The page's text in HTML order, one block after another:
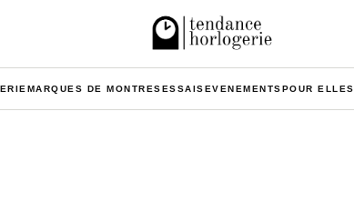
MARQUES DE MONTRESESSAISEVENEMENTSPOUR ELLES